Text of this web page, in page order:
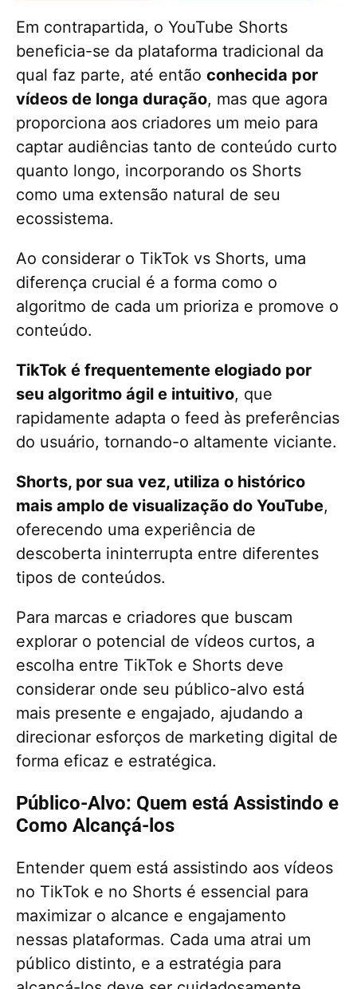
Em contrapartida, o YouTube Shorts
beneficia-se da plataforma tradicional da
qual faz parte, até então conhecida por
vídeos de longa duração, mas que agora
proporciona aos criadores um meio para
captar audiências tanto de conteúdo curto
quanto longo, incorporando os Shorts
como uma extensão natural de seu
ecossistema.
Ao considerar o TikTok vs Shorts, uma
diferença crucial é a forma como o
algoritmo de cada um prioriza e promove o
conteúdo.
TikTok é frequentemente elogiado por
seu algoritmo ágil e intuitivo, que
rapidamente adapta o feed às preferências
do usuário, tornando-o altamente viciante.
Shorts, por sua vez, utiliza o histórico
mais amplo de visualização do YouTube,
oferecendo uma experiência de
descoberta ininterrupta entre diferentes
tipos de conteúdos.
Para marcas e criadores que buscam
explorar o potencial de vídeos curtos, a
escolha entre TikTok e Shorts deve
considerar onde seu público-alvo está
mais presente e engajado, ajudando a
direcionar esforços de marketing digital de
forma eficaz e estratégica.
Público-Alvo: Quem está Assistindo e
Como Alcançá-los
Entender quem está assistindo aos vídeos
no TikTok e no Shorts é essencial para
maximizar o alcance e engajamento
nessas plataformas. Cada uma atrai um
público distinto, e a estratégia para